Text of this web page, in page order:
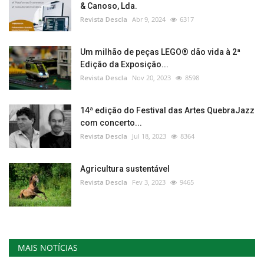
& Canoso, Lda.
Revista Descla Abr 9, 2024 6317
Um milhão de peças LEGO® dão vida à 2ª
Edição da Exposição...
Revista Descla Nov 20, 2023 8598
14ª edição do Festival das Artes QuebraJazz
com concerto...
Revista Descla Jul 18, 2023 8364
Agricultura sustentável
Revista Descla Fev 3, 2023 9465
MAIS NOTÍCIAS